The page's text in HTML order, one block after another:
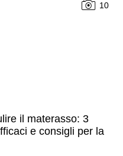
10
il materasso: 3
e consigli per la